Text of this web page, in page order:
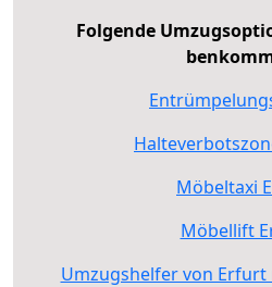
Folgende
Möbeltaxi
Möbellift
Umzugshelfer von Erfurt